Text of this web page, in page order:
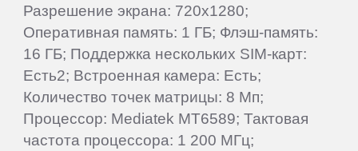
Разрешение экрана: 720x1280;
Оперативная память: 1 ГБ; Флэш-память:
16 ГБ; Поддержка нескольких SIM-карт:
Есть2; Встроенная камера: Есть;
Количество точек матрицы: 8 Мп;
Процессор: Mediatek MT6589; Тактовая
частота процессора: 1 200 МГц;
ITL
Keener
Krez